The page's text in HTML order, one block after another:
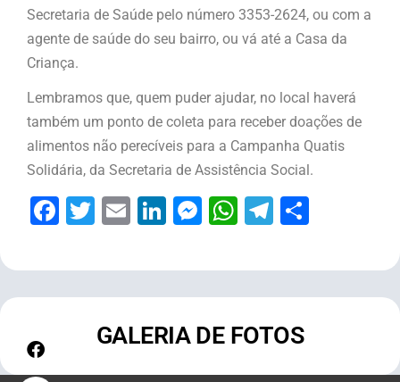
Secretaria de Saúde pelo número 3353-2624, ou com a
agente de saúde do seu bairro, ou vá até a Casa da
Criança.
Lembramos que, quem puder ajudar, no local haverá
também um ponto de coleta para receber doações de
alimentos não perecíveis para a Campanha Quatis
Solidária, da Secretaria de Assistência Social.
Facebook
Twitter
EmailLinkedIn
Messenger
WhatsApp
Telegram
GALERIA DE FOTOS